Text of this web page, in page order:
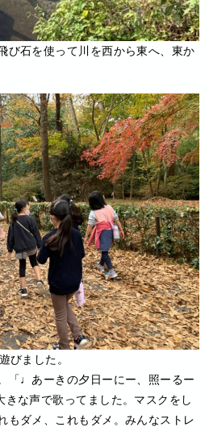
び石を使って川を西から東へ、東か
びました。
「♩あーきの夕日ーにー、照ーるー
な声で歌ってました。マスクをし
もダメ、これもダメ。みんなストレ